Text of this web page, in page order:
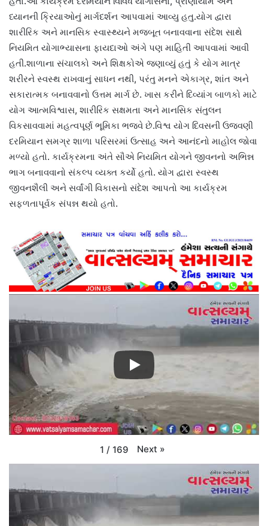
ધ્યાનની ક્રિયાઓનું માર્ગદર્શન આપવામાં આવ્યુ હતુ.યોગ દ્વારા
શારીરિક અને માનસિક સ્વાસ્થ્યને મજબૂત બનાવવાના સંદેશ સાથે
નિયમિત યોગાભ્યાસના ફાયદાઓ અંગે પણ માહિતી આપવામાં આવી
હતી.શાળાના સંચાલકો અને શિક્ષકોએ જણાવ્યું હતું કે યોગ માત્ર
શરીરને સ્વસ્થ રાખવાનું સાધન નથી, પરંતુ મનને એકાગ્ર, શાંત અને
સકારાત્મક બનાવવાનો ઉત્તમ માર્ગ છે. ખાસ કરીને દિવ્યાંગ બાળકો માટે
યોગ આત્મવિશ્વાસ, શારીરિક સક્ષમતા અને માનસિક સંતુલન
વિકસાવવામાં મહત્વપૂર્ણ ભૂમિકા ભજવે છે.વિશ્વ યોગ દિવસની ઉજવણી
દરમિયાન સમગ્ર શાળા પરિસરમાં ઉત્સાહ અને આનંદનો માહોલ જોવા
મળ્યો હતો. કાર્યક્રમના અંતે સૌએ નિયમિત યોગને જીવનનો અભિન્ન
ભાગ બનાવવાનો સંકલ્પ વ્યક્ત કર્યો હતો. યોગ દ્વારા સ્વસ્થ
જીવનશૈલી અને સર્વાંગી વિકાસનો સંદેશ આપતો આ કાર્યક્રમ
સફળતાપૂર્વક સંપન્ન થયો હતો.
1 / 169 Next »